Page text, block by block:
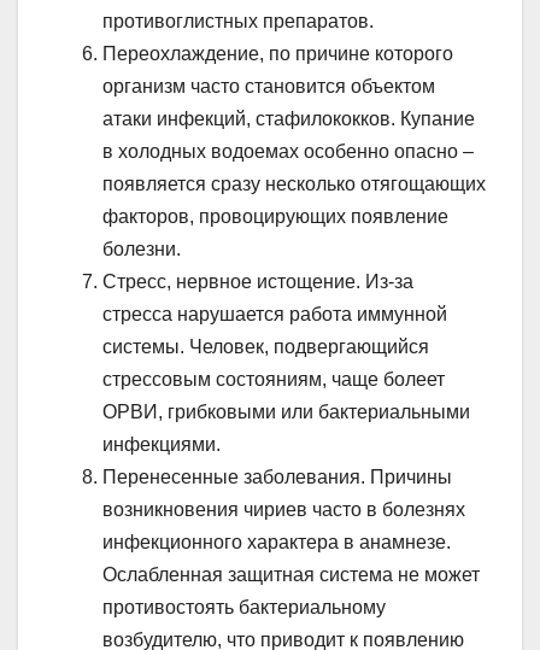
противоглистных препаратов.
Переохлаждение, по причине которого
организм часто становится объектом
атаки инфекций, стафилококков. Купание
в холодных водоемах особенно опасно –
появляется сразу несколько отягощающих
факторов, провоцирующих появление
болезни.
Стресс, нервное истощение. Из-за
стресса нарушается работа иммунной
системы. Человек, подвергающийся
стрессовым состояниям, чаще болеет
ОРВИ, грибковыми или бактериальными
инфекциями.
Перенесенные заболевания. Причины
возникновения чириев часто в болезнях
инфекционного характера в анамнезе.
Ослабленная защитная система не может
противостоять бактериальному
возбудителю, что приводит к появлению